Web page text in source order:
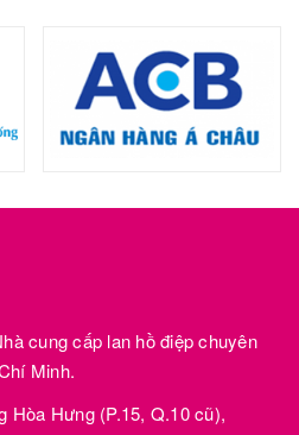
cung cấp lan hồ điệp chuyên
Minh.
Hòa Hưng (P.15, Q.10 cũ),